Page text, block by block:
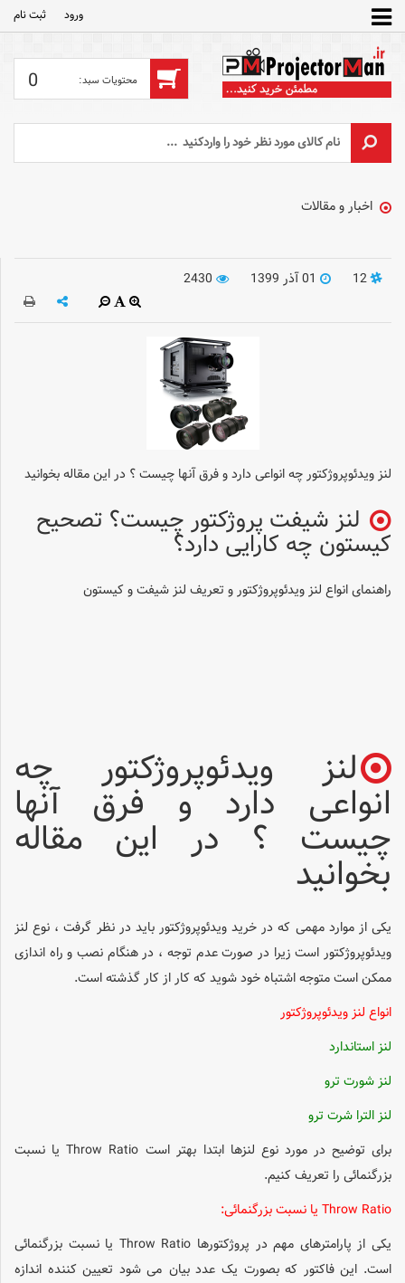
ورود ثبت‌ نام
0
اخبار و مقالات
12 01 آذر 1399 2430
لنز ویدئوپروژکتور چه انواعی دارد و فرق آنها چیست ؟ در این مقاله بخوانید
لنز شیفت پروژکتور چیست؟ تصحیح
کیستون چه کارایی دارد؟
راهنمای انواع لنز ویدئوپروژکتور و تعریف لنز شیفت و کیستون
لنز ویدئوپروژکتور چه
انواعی دارد و فرق آنها
چیست ؟ در این مقاله
بخوانید
یکی از موارد مهمی که در خرید ویدئوپروژکتور باید در نظر گرفت ، نوع لنز
ویدئوپروژکتور است زیرا در صورت عدم توجه ، در هنگام نصب و راه اندازی
ممکن است متوجه اشتباه خود شوید که کار از کار گذشته است.
انواع لنز ویدئوپروژکتور
لنز استاندارد
لنز شورت ترو
لنز الترا شرت ترو
برای توضیح در مورد نوع لنزها ابتدا بهتر است Throw Ratio یا نسبت
بزرگنمائی را تعریف کنیم.
Throw Ratio یا نسبت بزرگنمائی:
یکی از پارامترهای مهم در پروژکتورها Throw Ratio یا نسبت بزرگنمائی
است. این فاکتور که بصورت یک عدد بیان می شود تعیین کننده اندازه